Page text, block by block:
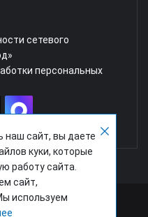
сетевого
персональных
наш сайт, вы даете
куки, которые
работу сайта.
сайт,
используем